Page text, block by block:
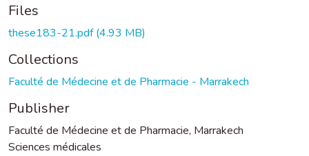
Files
these183-21.pdf(4.93 MB)
Collections
Faculté de Médecine et de Pharmacie - Marrakech
Publisher
Faculté de Médecine et de Pharmacie, Marrakech
Sciences médicales